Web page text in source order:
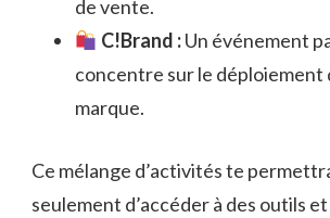
de vente.
C!Brand :Un événement
concentre sur le déploiement
marque.
Ce mélange d’activités te
seulement d’accéder à des outils